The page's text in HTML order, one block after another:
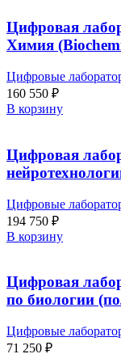
Цифровая
Химия
Цифровые
160 550 ₽
В корзину
Цифровая
Цифровые
194 750 ₽
В корзину
Цифровая
по биологии
Цифровые
71 250 ₽